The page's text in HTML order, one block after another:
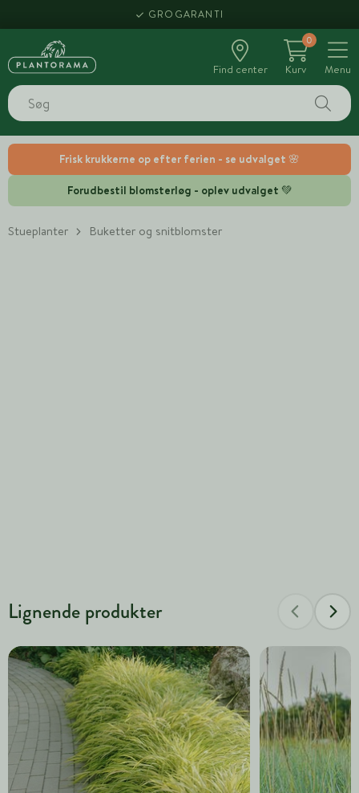
Frisk krukkerne op efter ferien - se udvalget 🌸
Forudbestil blomsterløg - oplev udvalget 💚
GROGARANTI
Find center
0
Kurv
Menu
Stueplanter Buketter og snitblomster
Lignende produkter